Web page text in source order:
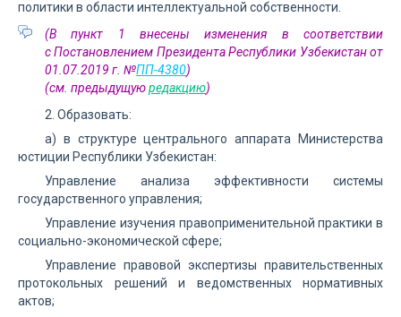
политики в области интеллектуальной собственности.
(В пункт 1 внесены изменения в соответствии
с Постановлением Президента Республики Узбекистан от
01.07.2019 г. №ПП-4380)
(см. предыдущуюредакцию)
2. Образовать:
а) в структуре центрального аппарата Министерства
юстиции Республики Узбекистан:
Управление анализа эффективности системы
государственного управления;
Управление изучения правоприменительной практики в
социально-экономической сфере;
Управление правовой экспертизы правительственных
протокольных решений и ведомственных нормативных
актов;